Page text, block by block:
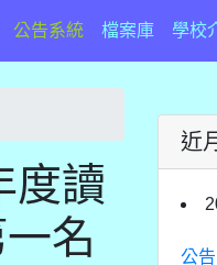
公告系統 檔案庫 學校
度讀
名
近
公告